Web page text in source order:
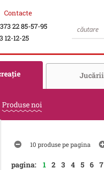
Contacte
22 85-57-95
12-12-25
Jucării
Produse noi
10 produse pe pagina
pagina:
1 2 3 4 5 6 7